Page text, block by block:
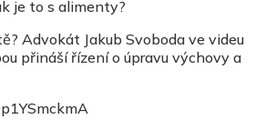
je to s alimenty?
Advokát Jakub Svoboda ve videu
přináší řízení o úpravu výchovy a